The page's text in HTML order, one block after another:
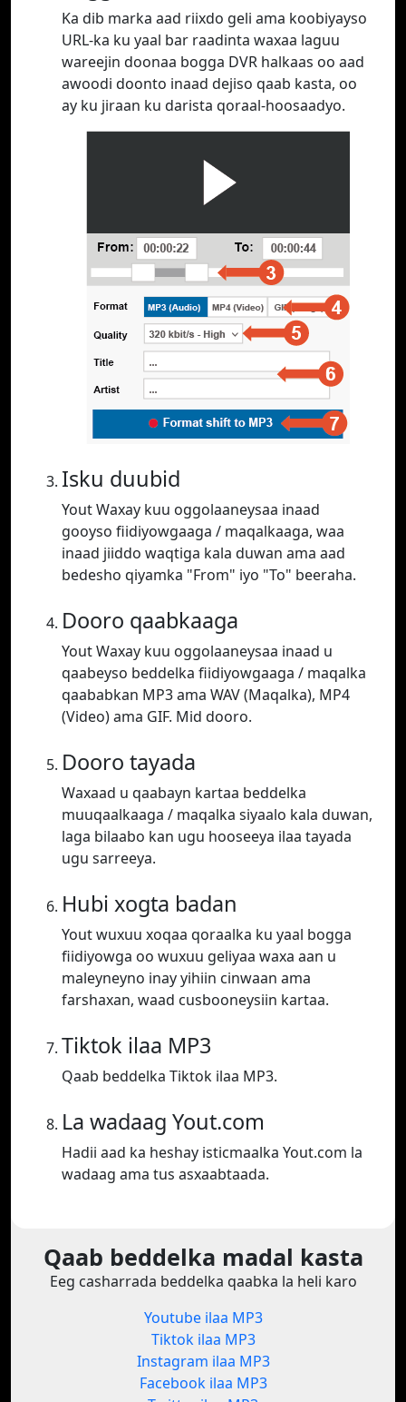
Ka dib marka aad riixdo geli ama koobiyayso
URL-ka ku yaal bar raadinta waxaa laguu
wareejin doonaa bogga DVR halkaas oo aad
awoodi doonto inaad dejiso qaab kasta, oo
ay ku jiraan ku darista qoraal-hoosaadyo.
Isku duubid
Yout Waxay kuu oggolaaneysaa inaad
gooyso fiidiyowgaaga / maqalkaaga, waa
inaad jiiddo waqtiga kala duwan ama aad
bedesho qiyamka "From" iyo "To" beeraha.
Dooro qaabkaaga
Yout Waxay kuu oggolaaneysaa inaad u
qaabeyso beddelka fiidiyowgaaga / maqalka
qaababkan MP3 ama WAV (Maqalka), MP4
(Video) ama GIF. Mid dooro.
Dooro tayada
Waxaad u qaabayn kartaa beddelka
muuqaalkaaga / maqalka siyaalo kala duwan,
laga bilaabo kan ugu hooseeya ilaa tayada
ugu sarreeya.
Hubi xogta badan
Yout wuxuu xoqaa qoraalka ku yaal bogga
fiidiyowga oo wuxuu geliyaa waxa aan u
maleyneyno inay yihiin cinwaan ama
farshaxan, waad cusbooneysiin kartaa.
Tiktok ilaa MP3
Qaab beddelka Tiktok ilaa MP3.
La wadaag Yout.com
Hadii aad ka heshay isticmaalka Yout.com la
wadaag ama tus asxaabtaada.
Qaab beddelka madal kasta
Eeg casharrada beddelka qaabka la heli karo
Youtube ilaa MP3
Tiktok ilaa MP3
Instagram ilaa MP3
Facebook ilaa MP3